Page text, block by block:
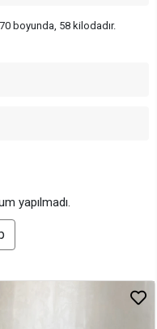
boyunda, 58 kilodadır.
yapılmadı.